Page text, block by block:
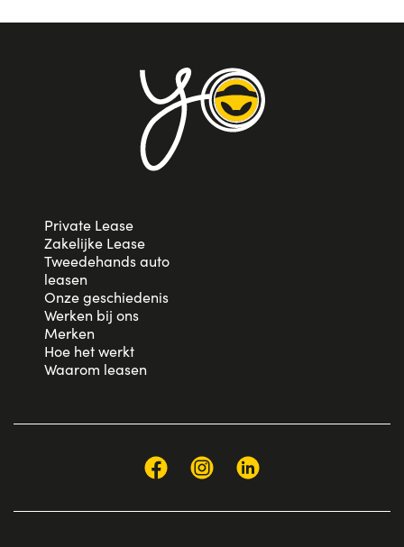
Private Lease
Zakelijke Lease
Tweedehands auto
leasen
Onze geschiedenis
Werken bij ons
Merken
Hoe het werkt
Waarom leasen